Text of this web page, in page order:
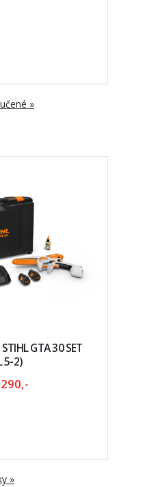
»
GTA 30 SET
5-2)
»